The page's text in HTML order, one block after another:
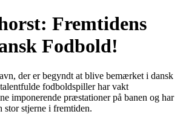
Fremtidens
Fodbold!
der er begyndt at blive bemærket i dansk
fodboldspiller har vakt
imponerende præstationer på banen og har
stor stjerne i fremtiden.